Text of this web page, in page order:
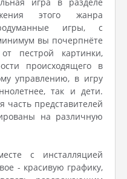
этого жанра
игры, с
вы почерпнёте
пестрой картинки,
происходящего в
управлению, в игру
так и дети.
часть представителей
на различную
с инсталляцией
- красивую графику,